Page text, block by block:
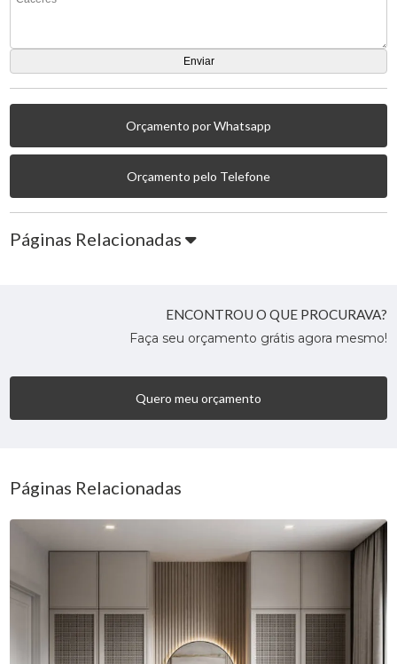
Orçamento por Whatsapp
Orçamento pelo Telefone
Páginas Relacionadas
ENCONTROU O QUE PROCURAVA?
Faça seu orçamento grátis agora mesmo!
Quero meu orçamento
Páginas Relacionadas